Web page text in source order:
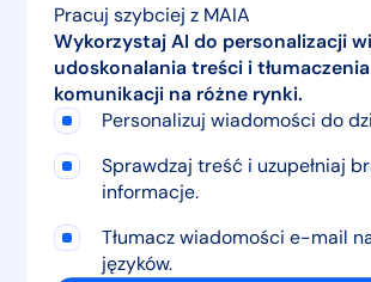
Pracuj szybciej z MAIA
Wykorzystaj AI do personalizacji
udoskonalania treści i tłumaczenia
komunikacji na różne rynki.
Personalizuj wiadomości do
Sprawdzaj treść i uzupełniaj
informacje.
Tłumacz wiadomości e-mail
języków.